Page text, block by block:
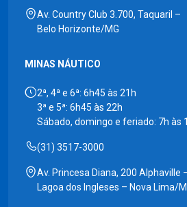
Av. Country Club 3.700, Taquaril –
Belo Horizonte/MG
MINAS NÁUTICO
2ª, 4ª e 6ª: 6h45 às 21h
3ª e 5ª: 6h45 às 22h
Sábado, domingo e feriado: 7h às
(31) 3517-3000
Av. Princesa Diana, 200 Alphaville
Lagoa dos Ingleses – Nova Lima/